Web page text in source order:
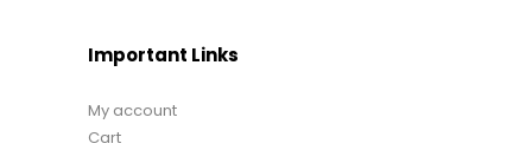
Important Links
My account
Cart